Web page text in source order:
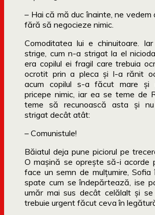
– Hai că mă duc înainte, ne vedem
fără să negocieze nimic.
Comoditatea lui e chinuitoare.
strige, cum n-a strigat la el
era copilul ei fragil care trebuia
ocrotit prin a pleca și l-a rănit
acum copilul s-a făcut mare și
pricepe nimic, iar ea se teme de
teme să recunoască asta și
strigat decât atât:
– Comunistule!
Băiatul deja pune piciorul pe
O mașină se oprește să-i acorde
face un semn de mulţumire, Sofia
spate cum se îndepărtează, ise
umăr mai sus decât celălalt și
trebuie urgent făcut ceva în